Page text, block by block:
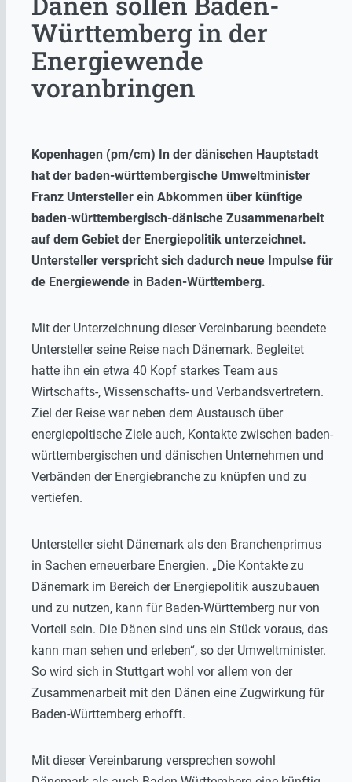
Württemberg in der
Energiewende
voranbringen
Kopenhagen (pm/cm) In der dänischen Hauptstadt
hat der baden-württembergische Umweltminister
Franz Untersteller ein Abkommen über künftige
baden-württembergisch-dänische Zusammenarbeit
auf dem Gebiet der Energiepolitik unterzeichnet.
Untersteller verspricht sich dadurch neue Impulse für
de Energiewende in Baden-Württemberg.
Mit der Unterzeichnung dieser Vereinbarung beendete
Untersteller seine Reise nach Dänemark. Begleitet
hatte ihn ein etwa 40 Kopf starkes Team aus
Wirtschafts-, Wissenschafts- und Verbandsvertretern.
Ziel der Reise war neben dem Austausch über
energiepoltische Ziele auch, Kontakte zwischen baden-
württembergischen und dänischen Unternehmen und
Verbänden der Energiebranche zu knüpfen und zu
vertiefen.
Untersteller sieht Dänemark als den Branchenprimus
in Sachen erneuerbare Energien. „Die Kontakte zu
Dänemark im Bereich der Energiepolitik auszubauen
und zu nutzen, kann für Baden-Württemberg nur von
Vorteil sein. Die Dänen sind uns ein Stück voraus, das
kann man sehen und erleben“, so der Umweltminister.
So wird sich in Stuttgart wohl vor allem von der
Zusammenarbeit mit den Dänen eine Zugwirkung für
Baden-Württemberg erhofft.
Mit dieser Vereinbarung versprechen sowohl